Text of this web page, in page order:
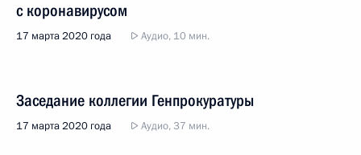
с коронавирусом
17 марта 2020 года Аудио, 10 мин.
Заседание коллегии Генпрокуратуры
17 марта 2020 года Аудио, 37 мин.